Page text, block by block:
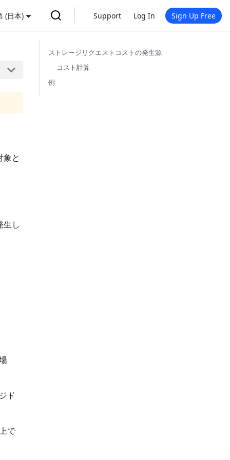
(日本) Support Log In Sign Up Free
と
生し
ド
で
ストレージリクエストコストの発生源
コスト計算
例